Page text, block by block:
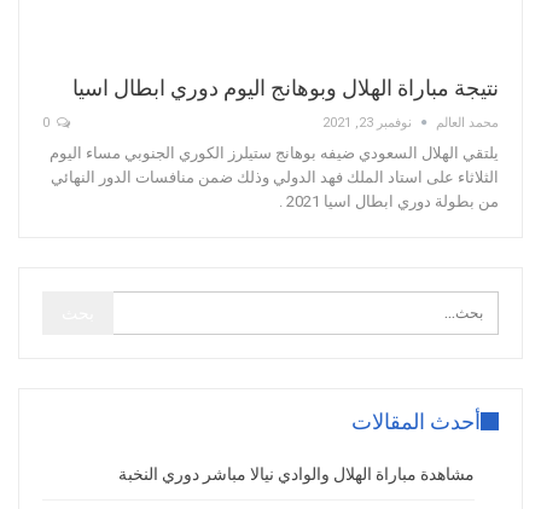
نتيجة مباراة الهلال وبوهانج اليوم دوري ابطال اسيا
محمد العالم نوفمبر 23, 2021
يلتقي الهلال السعودي ضيفه بوهانج ستيلرز الكوري الجنوبي مساء اليوم
الثلاثاء على استاد الملك فهد الدولي وذلك ضمن منافسات الدور النهائي
من بطولة دوري ابطال اسيا 2021 .
أحدث المقالات
مشاهدة مباراة الهلال والوادي نيالا مباشر دوري النخبة